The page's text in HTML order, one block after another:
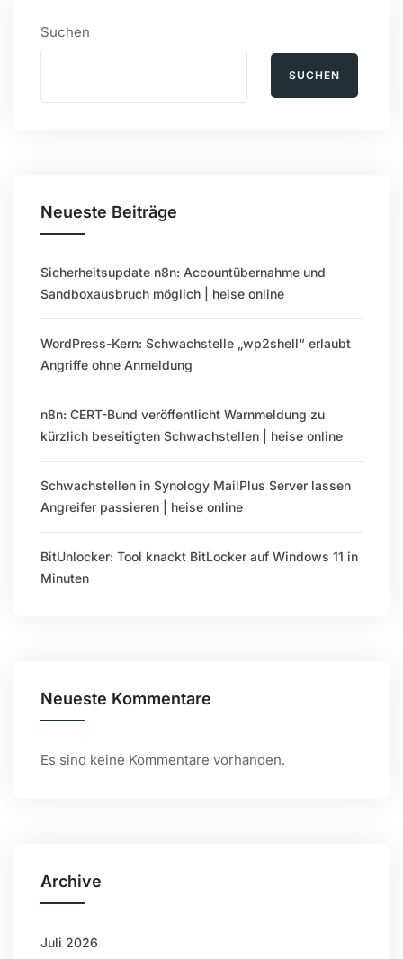
Suchen
SUCHEN
Neueste Beiträge
Sicherheitsupdate n8n: Accountübernahme und
Sandboxausbruch möglich | heise online
WordPress-Kern: Schwachstelle „wp2shell“ erlaubt
Angriffe ohne Anmeldung
n8n: CERT-Bund veröffentlicht Warnmeldung zu
kürzlich beseitigten Schwachstellen | heise online
Schwachstellen in Synology MailPlus Server lassen
Angreifer passieren | heise online
BitUnlocker: Tool knackt BitLocker auf Windows 11 in
Minuten
Neueste Kommentare
Es sind keine Kommentare vorhanden.
Archive
Juli 2026